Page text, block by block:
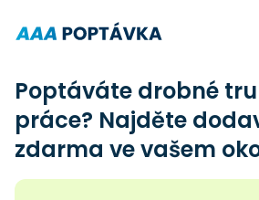
Poptáváte drobné
práce? Najděte
zdarma ve vašem